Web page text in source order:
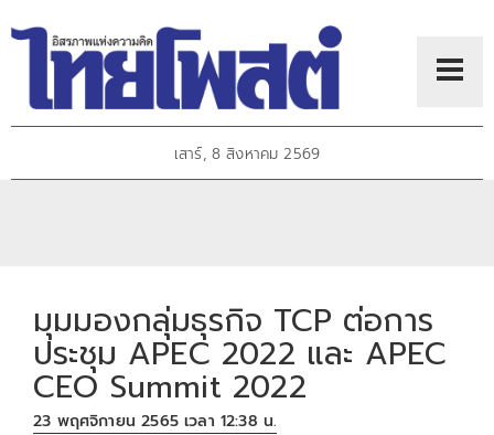
เสาร์, 8 สิงหาคม 2569
มุมมองกลุ่มธุรกิจ TCP ต่อการ
ประชุม APEC 2022 และ APEC
CEO Summit 2022
23 พฤศจิกายน 2565 เวลา 12:38 น.